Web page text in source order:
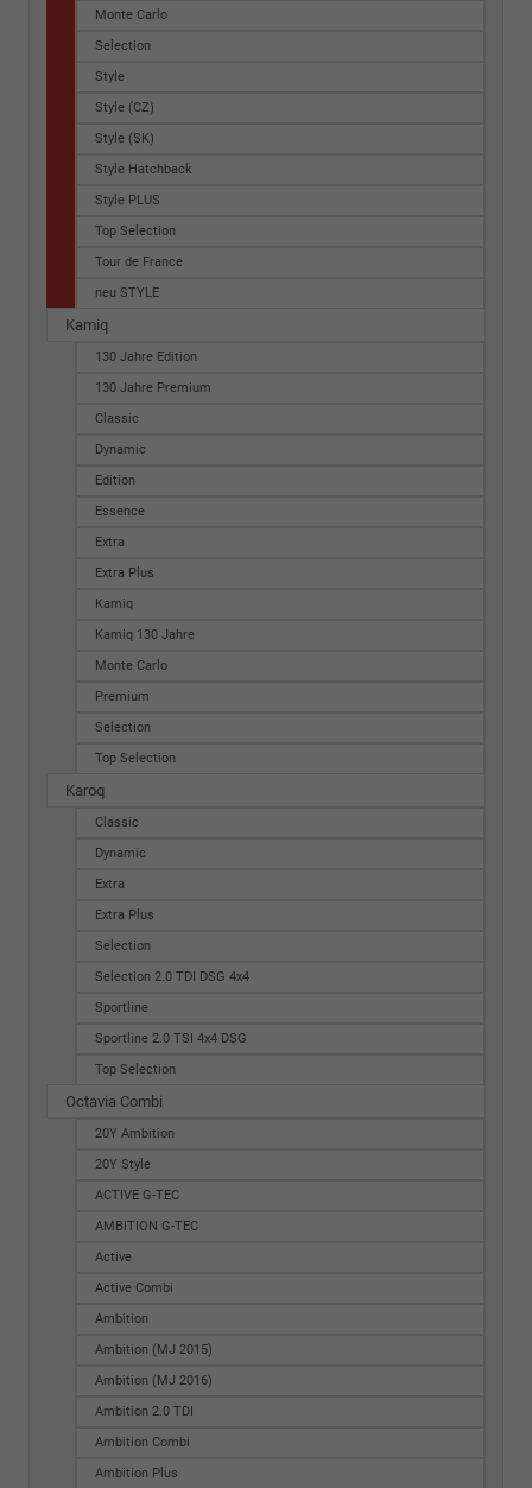
Monte Carlo
Selection
Style
Style (CZ)
Style (SK)
Style Hatchback
Style PLUS
Top Selection
Tour de France
neu STYLE
Kamiq
130 Jahre Edition
130 Jahre Premium
Classic
Dynamic
Edition
Essence
Extra
Extra Plus
Kamiq
Kamiq 130 Jahre
Monte Carlo
Premium
Selection
Top Selection
Karoq
Classic
Dynamic
Extra
Extra Plus
Selection
Selection 2.0 TDI DSG 4x4
Sportline
Sportline 2.0 TSI 4x4 DSG
Top Selection
Octavia Combi
20Y Ambition
20Y Style
ACTIVE G-TEC
AMBITION G-TEC
Active
Active Combi
Ambition
Ambition (MJ 2015)
Ambition (MJ 2016)
Ambition 2.0 TDI
Ambition Combi
Ambition Plus